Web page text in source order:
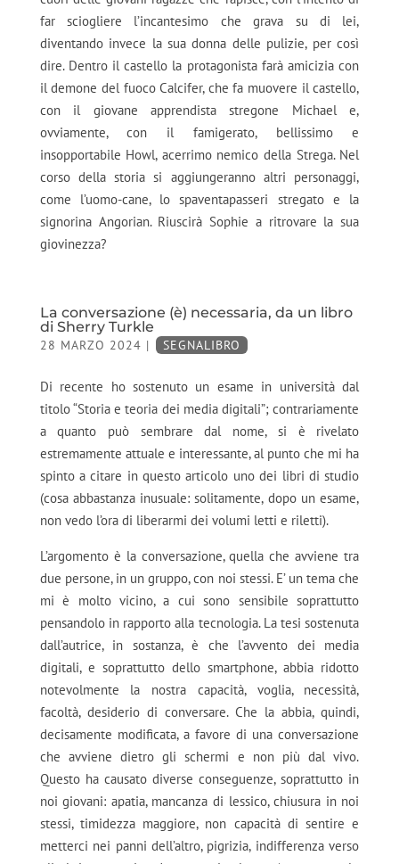
far sciogliere l’incantesimo che grava su di lei,
diventando invece la sua donna delle pulizie, per così
dire. Dentro il castello la protagonista farà amicizia con
il demone del fuoco Calcifer, che fa muovere il castello,
con il giovane apprendista stregone Michael e,
ovviamente, con il famigerato, bellissimo e
insopportabile Howl, acerrimo nemico della Strega. Nel
corso della storia si aggiungeranno altri personaggi,
come l’uomo-cane, lo spaventapasseri stregato e la
signorina Angorian. Riuscirà Sophie a ritrovare la sua
giovinezza?
La conversazione (è) necessaria, da un libro
di Sherry Turkle
28 MARZO 2024 | SEGNALIBRO
Di recente ho sostenuto un esame in università dal
titolo “Storia e teoria dei media digitali”; contrariamente
a quanto può sembrare dal nome, si è rivelato
estremamente attuale e interessante, al punto che mi ha
spinto a citare in questo articolo uno dei libri di studio
(cosa abbastanza inusuale: solitamente, dopo un esame,
non vedo l’ora di liberarmi dei volumi letti e riletti).
L’argomento è la conversazione, quella che avviene tra
due persone, in un gruppo, con noi stessi. E’ un tema che
mi è molto vicino, a cui sono sensibile soprattutto
pensandolo in rapporto alla tecnologia. La tesi sostenuta
dall’autrice, in sostanza, è che l’avvento dei media
digitali, e soprattutto dello smartphone, abbia ridotto
notevolmente la nostra capacità, voglia, necessità,
facoltà, desiderio di conversare. Che la abbia, quindi,
decisamente modificata, a favore di una conversazione
che avviene dietro gli schermi e non più dal vivo.
Questo ha causato diverse conseguenze, soprattutto in
noi giovani: apatia, mancanza di lessico, chiusura in noi
stessi, timidezza maggiore, non capacità di sentire e
metterci nei panni dell’altro, pigrizia, indifferenza verso